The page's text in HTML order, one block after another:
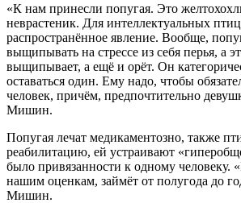
«К нам принесли попугая. Это
неврастеник. Для интеллектуальных
распространённое явление. Вообще,
выщипывать на стрессе из себя перья, а
выщипывает, а ещё и орёт. Он
оставаться один. Ему надо, чтобы
человек, причём, предпочтительно
Мишин.
Попугая лечат медикаментозно, также
реабилитацию, ей устраивают
было привязанности к одному человеку.
нашим оценкам, займёт от полугода до
Мишин.